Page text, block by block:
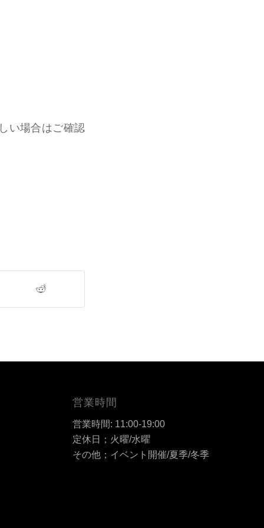
い場合はご確認
営業時間
営業時間: 11:00-19:00
定休日；火曜/水曜
その他；イベント開催/夏季/冬季